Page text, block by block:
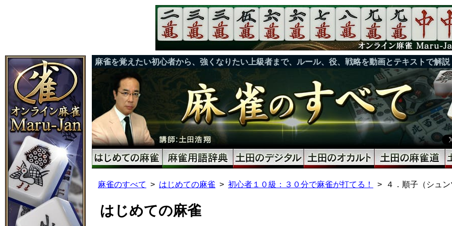
麻雀を覚えたい初心者から、強くなりたい上級者まで、ルール、役、戦略を動画とテキストで解説
麻雀のすべて はじめての麻雀 初心者１０級：３０分で麻雀が打てる！ ４．順子（シュ
はじめての麻雀